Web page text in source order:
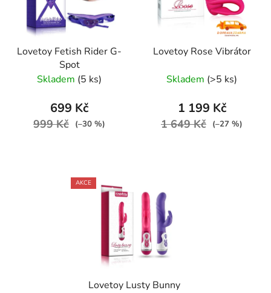
Lovetoy Fetish Rider G-
Spot
Skladem (5 ks)
699 Kč
999 Kč (–30 %)
Lovetoy Rose Vibrátor
Skladem (>5 ks)
1 199 Kč
1 649 Kč (–27 %)
AKCE
Lovetoy Lusty Bunny